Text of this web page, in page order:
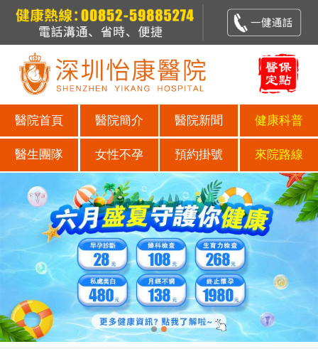
醫院首頁 醫院簡介 醫院新聞 健康科普
醫生團隊 女性不孕 預約掛號 來院路線